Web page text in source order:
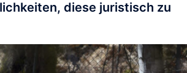
diese juristisch zu